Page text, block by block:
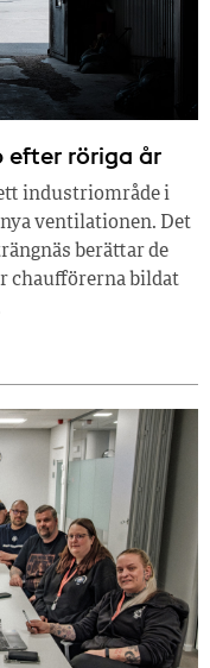
efter röriga år
industriområde i
ventilationen. Det
berättar de
chaufförerna bildat